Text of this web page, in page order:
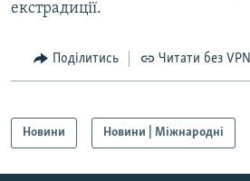
екстрадиції.
Поділитись Читати без VPN
Новини Новини | Міжнародні